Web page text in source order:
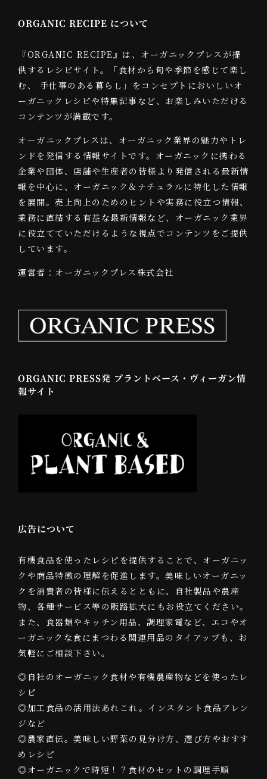
ORGANIC RECIPE について
『ORGANIC RECIPE』は、オーガニックプレスが提
供するレシピサイト。「食材から旬や季節を感じて楽し
む、 手仕事のある暮らし」をコンセプトにおいしいオ
ーガニックレシピや特集記事など、お楽しみいただける
コンテンツが満載です。
オーガニックプレスは、オーガニック業界の魅力やトレ
ンドを発信する情報サイトです。オーガニックに携わる
企業や団体、店舗や生産者の皆様より発信される最新情
報を中心に、オーガニック＆ナチュラルに特化した情報
を展開。売上向上のためのヒントや実務に役立つ情報、
業務に直結する有益な最新情報など、オーガニック業界
に役立てていただけるような視点でコンテンツをご提供
しています。
運営者：オーガニックプレス株式会社
ORGANIC PRESS発 プラントベース・ヴィーガン情
報サイト
広告について
有機食品を使ったレシピを提供することで、オーガニッ
クや商品特徴の理解を促進します。美味しいオーガニッ
クを消費者の皆様に伝えるとともに、自社製品や農産
物、各種サービス等の販路拡大にもお役立てください。
また、食器類やキッチン用品、調理家電など、エコやオ
ーガニックな食にまつわる関連用品のタイアップも、お
気軽にご相談下さい。
◎自社のオーガニック食材や有機農産物などを使ったレ
シピ
◎加工食品の活用法あれこれ。インスタント食品アレン
ジなど
◎農家直伝。美味しい野菜の見分け方、選び方やおすす
めレシピ
◎オーガニックで時短！？食材のセットの調理手順